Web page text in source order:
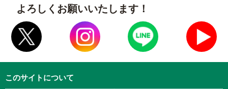
よろしくお願いいたします！
このサイトについて